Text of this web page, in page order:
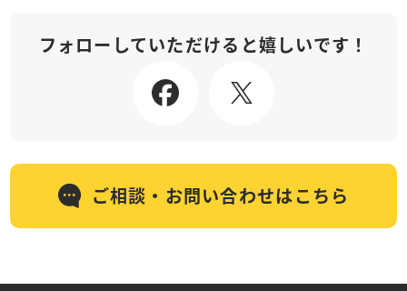
フォローしていただけると嬉しいです！
ご相談・お問い合わせはこちら